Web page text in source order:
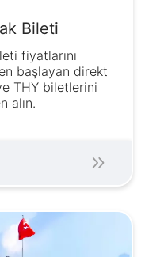
Bileti
fiyatlarını
başlayan direkt
THY biletlerini
alın.